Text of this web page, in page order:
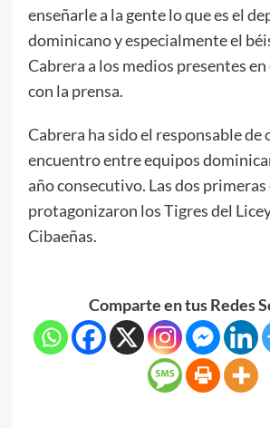
enseñarle a la gente lo que es el
dominicano y especialmente el
Cabrera a los medios presentes
con la prensa.
Cabrera ha sido el responsable de
encuentro entre equipos
año consecutivo. Las dos
protagonizaron los Tigres del
Cibaeñas.
Comparte en tus Redes